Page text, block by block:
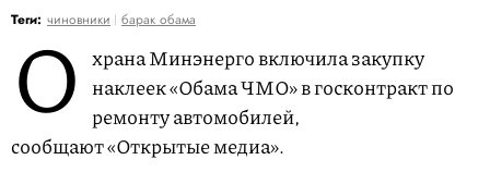
Теги: чиновники барак обама
О храна Минэнерго включила закупку
наклеек «Обама ЧМО» в госконтракт по
ремонту автомобилей,
cообщают «Открытые медиа».